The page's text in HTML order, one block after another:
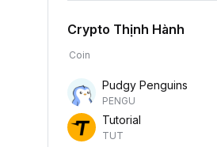
Crypto Thịnh Hành
Coin
Pudgy Penguins
PENGU
Tutorial
TUT